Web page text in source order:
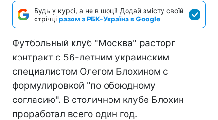
Будь у курсі, а не в шоці! Додай змісту своїй
стрічці разом з РБК-Україна в Google
Футбольный клуб "Москва" расторг
контракт с 56-летним украинским
специалистом Олегом Блохином с
формулировкой "по обоюдному
согласию". В столичном клубе Блохин
проработал всего один год.